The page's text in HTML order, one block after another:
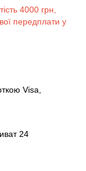
4000 грн,
передплати у
Visa,
24